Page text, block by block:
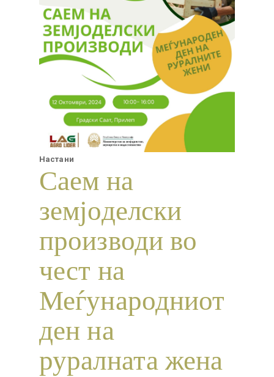
Настани
Саем на
земјоделски
производи во
чест на
Меѓународниот
ден на
руралната жена